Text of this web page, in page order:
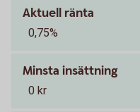
Aktuell ränta
0,75%
Minsta insättning
0 kr